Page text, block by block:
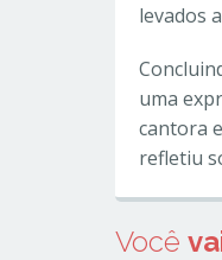
levados
uma
cantora
refletiu
Você